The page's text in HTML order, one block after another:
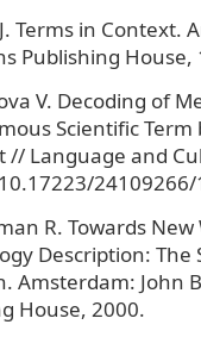
Terms in Context.
Publishing House,
V. Decoding of
Scientific Term
// Language and
R. Towards New
Description: The
Amsterdam: John
House, 2000.